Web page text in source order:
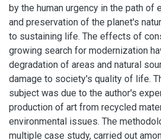
by the human urgency in the path of
and preservation of the planet's
to sustaining life. The effects of
growing search for modernization
degradation of areas and natural
damage to society's quality of life.
subject was due to the author's
production of art from recycled
environmental issues. The
multiple case study, carried out